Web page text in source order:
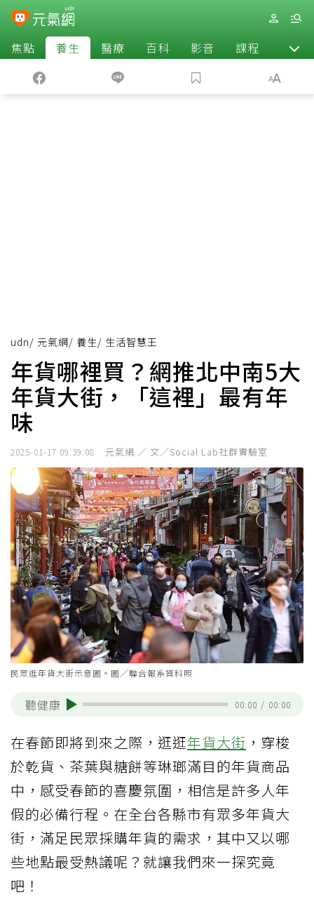
焦點 養生 醫療 百科 影音 課程 退休
udn/ 元氣網/ 養生/ 生活智慧王
年貨哪裡買？網推北中南5大
年貨大街，「這裡」最有年
味
2025-01-17 09:39:08 元氣網 ／ 文／Social Lab社群實驗室
民眾逛年貨大街示意圖。圖／聯合報系資料照
聽健康 00:00 / 00:00
在春節即將到來之際，逛逛年貨大街 ，穿梭
於乾貨、茶葉與糖餅等琳瑯滿目的年貨商品
中，感受春節的喜慶氛圍，相信是許多人年
假的必備行程。在全台各縣市有眾多年貨大
街，滿足民眾採購年貨的需求，其中又以哪
些地點最受熱議呢？就讓我們來一探究竟
吧！